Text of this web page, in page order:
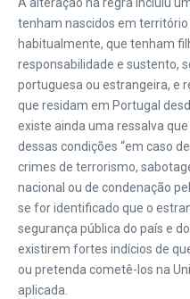
A alteração na regra incluiu
tenham nascidos em
habitualmente, que tenham
responsabilidade e sustento,
portuguesa ou estrangeira, e
que residam em Portugal
existe ainda uma ressalva
dessas condições “em caso
crimes de terrorismo,
nacional ou de condenação
se for identificado que o
segurança pública do país e
existirem fortes indícios de
ou pretenda cometê-los na
aplicada.